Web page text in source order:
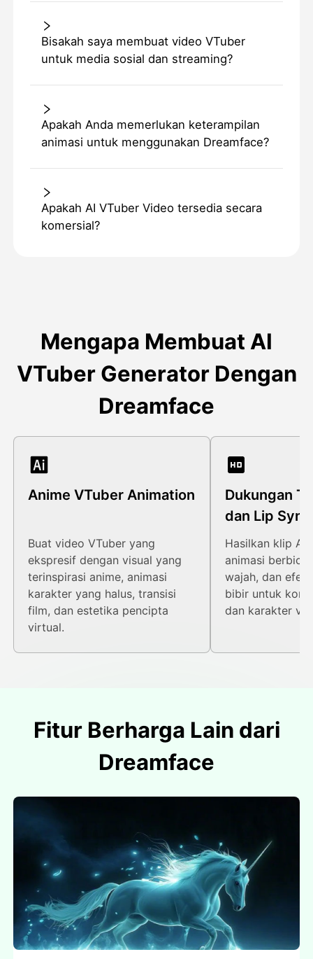
Bisakah saya membuat video VTuber
untuk media sosial dan streaming?
Apakah Anda memerlukan keterampilan
animasi untuk menggunakan Dreamface?
Apakah AI VTuber Video tersedia secara
komersial?
Mengapa Membuat AI
VTuber Generator Dengan
Dreamface
Anime VTuber Animation
Buat video VTuber yang
ekspresif dengan visual yang
terinspirasi anime, animasi
karakter yang halus, transisi
film, dan estetika pencipta
virtual.
Dukungan
dan Lip Sync
Hasilkan klip AI
animasi
wajah, dan efek
bibir untuk
dan karakter
Fitur Berharga Lain dari
Dreamface